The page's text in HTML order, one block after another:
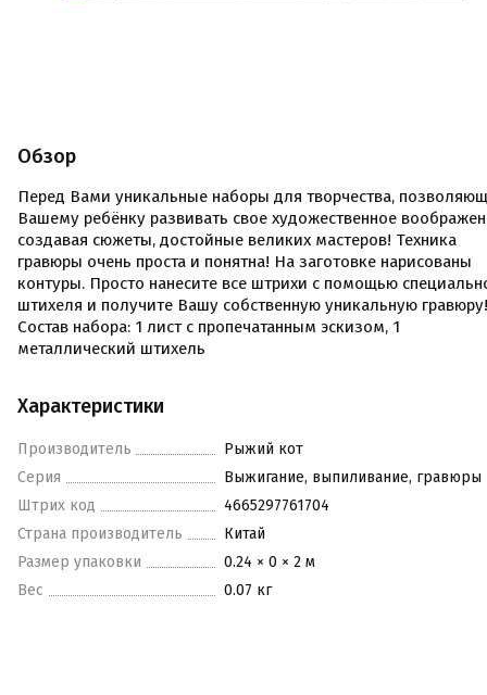
Обзор
Перед Вами уникальные наборы для творчества,
Вашему ребёнку развивать свое художественное
создавая сюжеты, достойные великих мастеров! Техника
гравюры очень проста и понятна! На заготовке нарисованы
контуры. Просто нанесите все штрихи с помощью
штихеля и получите Вашу собственную уникальную гравюру!
Состав набора: 1 лист с пропечатанным эскизом, 1
металлический штихель
Характеристики
Производитель
Рыжий кот
Серия
Выжигание, выпиливание, гравюры
Штрих код
4665297761704
Страна производитель
Китай
Размер упаковки
0.24 × 0 × 2 м
Вес
0.07 кг